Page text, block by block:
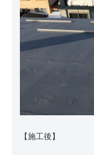
【施工後】